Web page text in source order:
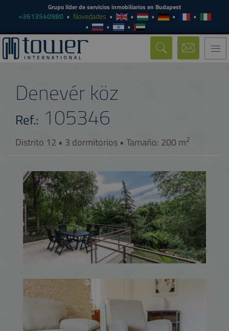
Grupo líder de servicios inmobiliarios en Budapest
+3613540980 Novedades
Denevér köz
Ref.: 105346
Distrito 12 • 3 dormitorios • Tamaño: 200 m2